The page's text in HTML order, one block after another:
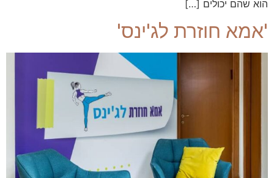
הוא שהם יכולים […]
'אמא חוזרת לג'ינס'